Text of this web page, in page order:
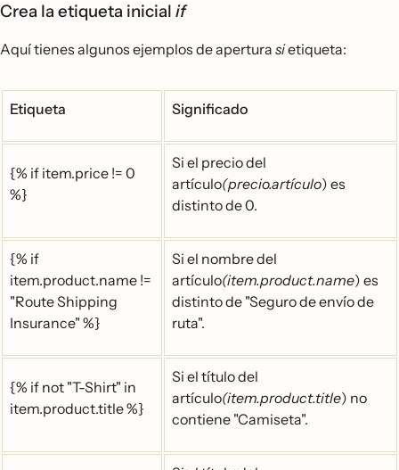
Crea la etiqueta inicial if
Aquí tienes algunos ejemplos de apertura sietiqueta:
Etiqueta Significado
{% if item.price != 0
%}
Si el precio del
artículo(precio.artículo) es
distinto de 0.
{% if
item.product.name !=
"Route Shipping
Insurance" %}
Si el nombre del
artículo(item.product.name) es
distinto de "Seguro de envío de
ruta".
{% if not "T-Shirt" in
item.product.title %}
Si el título del
artículo(item.product.title) no
contiene "Camiseta".